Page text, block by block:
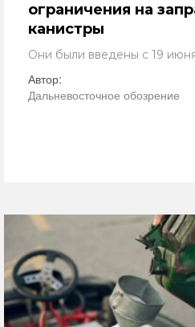
ограничения на
канистры
Они были введены с 19
Автор:
Дальневосточное обозрение